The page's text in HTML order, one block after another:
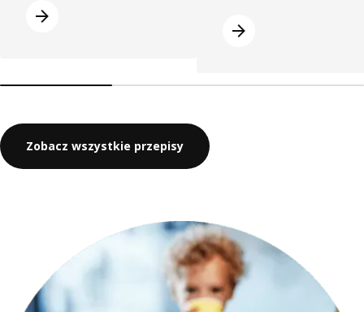
Zobacz wszystkie przepisy